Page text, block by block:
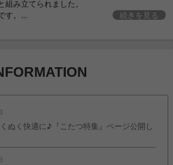
み立てられました。
。
続きを見る
ぬく快適に♪『こたつ特集』ページ公開し